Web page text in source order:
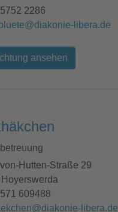
2286
libera.de
ansehen
Hutten-Straße 29
609488
libera.de